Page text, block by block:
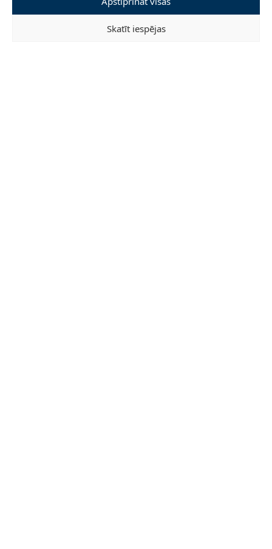
Skatīt iespējas